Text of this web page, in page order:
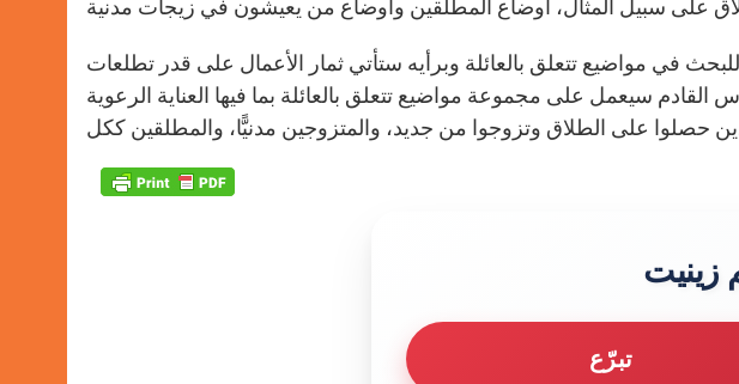
في مواضيع تتعلق بالعائلة وبرأيه ستأتي ثمار الأعمال على قدر تطلعات
سيعمل على مجموعة مواضيع تتعلق بالعائلة بما فيها العناية الرعوية
زينيت
تبرّع